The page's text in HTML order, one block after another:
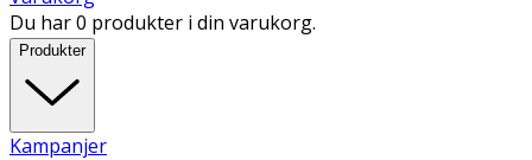
Du har 0 produkter i din varukorg.
Produkter
Kampanjer